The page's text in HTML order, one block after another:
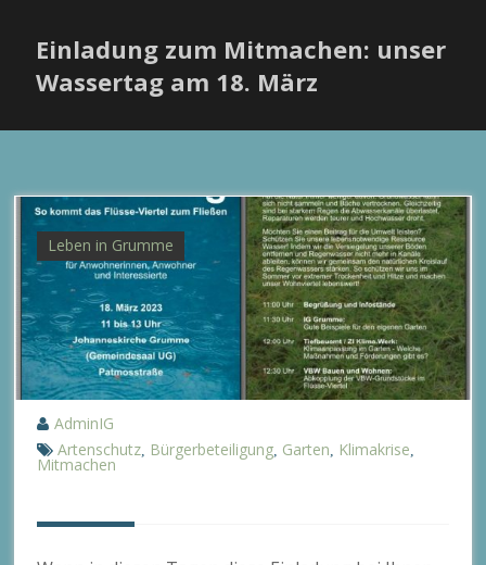
Einladung zum Mitmachen: unser
Wassertag am 18. März
Leben in Grumme
AdminIG
Artenschutz Bürgerbeteiligung Garten Klimakrise
Mitmachen